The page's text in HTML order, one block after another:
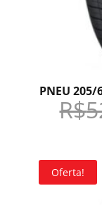
PNEU 205/
R$
Oferta!